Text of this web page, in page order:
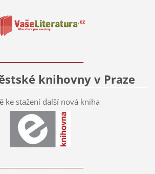
knihovny v Praze
ke stažení další nová kniha